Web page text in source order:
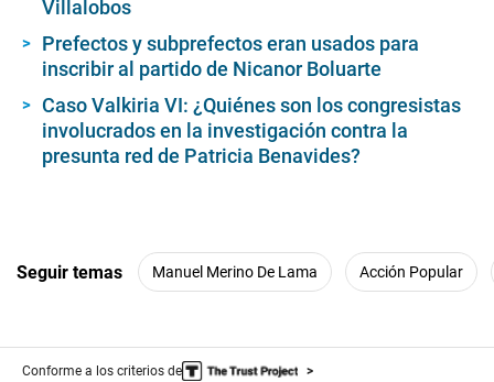
Villalobos
Prefectos y subprefectos eran usados para
inscribir al partido de Nicanor Boluarte
Caso Valkiria VI: ¿Quiénes son los congresistas
involucrados en la investigación contra la
presunta red de Patricia Benavides?
Seguir temas Manuel Merino De Lama Acción Popular
Conforme a los criterios de